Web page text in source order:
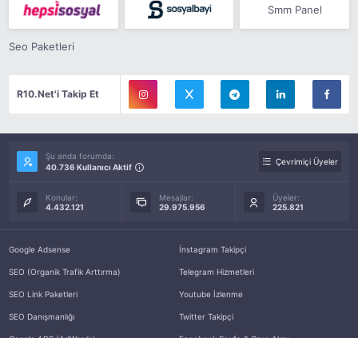
Smm Panel
Seo Paketleri
R10.Net'i Takip Et
Şu anda forumda:
40.736 Kullanıcı Aktif
Çevrimiçi Üyeler
Konular:
4.432.121
Mesajlar:
29.975.956
Üyeler:
225.821
Google Adsense
SEO (Organik Trafik Arttırma)
SEO Link Paketleri
SEO Danışmanlığı
İnstagram Takipçi
Telegram Hizmetleri
Youtube İzlenme
Twitter Takipçi